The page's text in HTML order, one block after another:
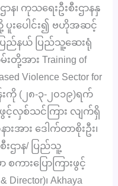
ာန၊ ကုသရေးဦးစီးဌာနနှ
တို့ ပူးပေါင်း၍ ဗဟိုအဆင့်
ပြည်နယ် ပြည်သူ့ဆေးရုံ
တို့အား Training of
Violence Sector for
းကို (၂၈-၃-၂၀၁၉)ရက်
င့်လှစ်သင်ကြား လျက်ရှိ
အား ဒေါက်တာစိုးဦး၊
းဌာန/ ပြည်သူ့
စကားပြောကြားဖွင့်
Director)၊ Akhaya